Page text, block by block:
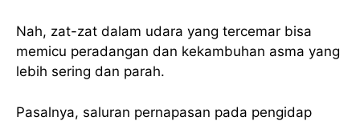
Nah, zat-zat dalam udara yang tercemar bisa
memicu peradangan dan kekambuhan asma yang
lebih sering dan parah.
Pasalnya, saluran pernapasan pada pengidap